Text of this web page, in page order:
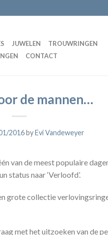
JUWELEN
TROUWRINGEN
CONTACT
de mannen…
2016byEvi Vandeweyer
van de meest populaire
status naar ‘Verloofd’.
grote collectie
met het uitzoeken van de